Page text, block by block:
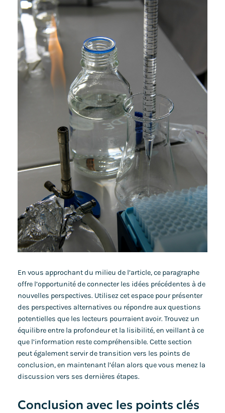
En vous approchant du milieu de l’article, ce paragraphe
offre l’opportunité de connecter les idées précédentes à de
nouvelles perspectives. Utilisez cet espace pour présenter
des perspectives alternatives ou répondre aux questions
potentielles que les lecteurs pourraient avoir. Trouvez un
équilibre entre la profondeur et la lisibilité, en veillant à ce
que l’information reste compréhensible. Cette section
peut également servir de transition vers les points de
conclusion, en maintenant l’élan alors que vous menez la
discussion vers ses dernières étapes.
Conclusion avec les points clés